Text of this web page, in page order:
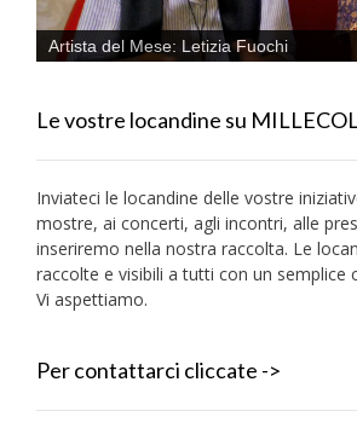
Artista del Mese: Letizia Fuochi
Le vostre locandine su
Inviateci le locandine delle vostre
mostre, ai concerti, agli incontri, alle
inseriremo nella nostra raccolta. Le
raccolte e visibili a tutti con un semplice
Vi aspettiamo.
Per contattarci cliccate ->